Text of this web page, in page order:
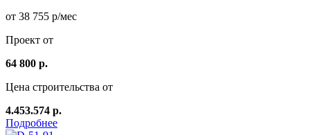
от 38 755 р/мес
Проект от
64 800 р.
Цена строительства от
4.453.574 р.
Подробнее